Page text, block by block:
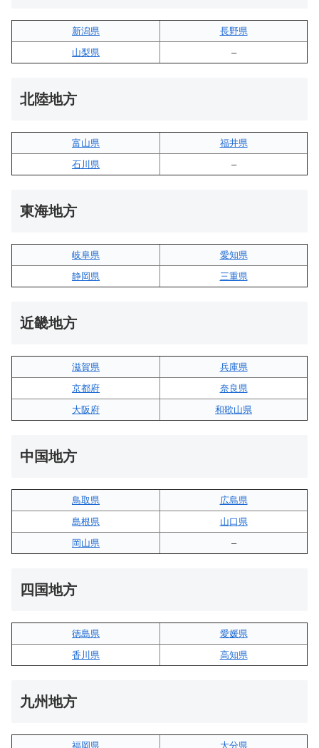
新潟県
長野県
山梨県
–
北陸地方
富山県
福井県
石川県
–
東海地方
岐阜県
愛知県
静岡県
三重県
近畿地方
滋賀県
兵庫県
京都府
奈良県
大阪府
和歌山県
中国地方
鳥取県
広島県
島根県
山口県
岡山県
–
四国地方
徳島県
愛媛県
香川県
高知県
九州地方
福岡県 大分県